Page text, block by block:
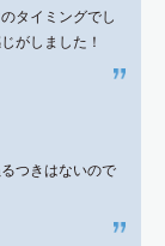
タイミングでし
がしました！
つきはないので